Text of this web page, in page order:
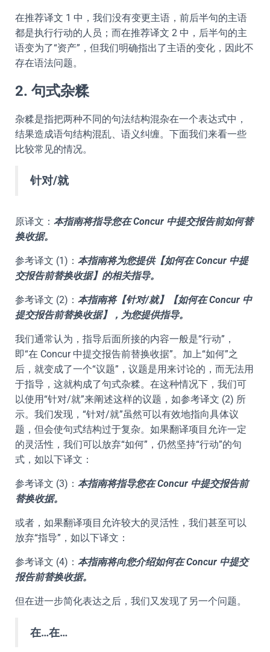
在推荐译文 1 中，我们没有变更主语，前后半句的主语
都是执行行动的人员；而在推荐译文 2 中，后半句的主
语变为了“资产”，但我们明确指出了主语的变化，因此不
存在语法问题。
2. 句式杂糅
杂糅是指把两种不同的句法结构混杂在一个表达式中，
结果造成语句结构混乱、语义纠缠。下面我们来看一些
比较常见的情况。
针对/就
原译文： 本指南将指导您在 Concur 中提交报告前如何替
换收据。
参考译文 (1)： 本指南将为您提供【如何在 Concur 中提
交报告前替换收据】的相关指导。
参考译文 (2)： 本指南将【针对/就】【如何在 Concur 中
提交报告前替换收据】，为您提供指导。
我们通常认为，指导后面所接的内容一般是“行动”，
即“在 Concur 中提交报告前替换收据”。加上“如何”之
后，就变成了一个“议题”，议题是用来讨论的，而无法用
于指导，这就构成了句式杂糅。在这种情况下，我们可
以使用“针对/就”来阐述这样的议题，如参考译文 (2) 所
示。我们发现，“针对/就”虽然可以有效地指向具体议
题，但会使句式结构过于复杂。如果翻译项目允许一定
的灵活性，我们可以放弃“如何”，仍然坚持“行动”的句
式，如以下译文：
参考译文 (3)： 本指南将指导您在 Concur 中提交报告前
替换收据。
或者，如果翻译项目允许较大的灵活性，我们甚至可以
放弃“指导”，如以下译文：
参考译文 (4)： 本指南将向您介绍如何在 Concur 中提交
报告前替换收据。
但在进一步简化表达之后，我们又发现了另一个问题。
在…在…